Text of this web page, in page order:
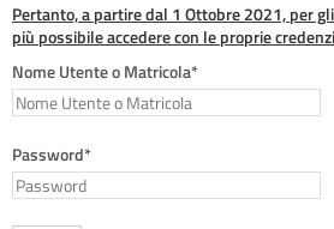
Pertanto, a partire dal 1 Ottobre 2021, per
più possibile accedere con le proprie
Nome Utente o Matricola*
Password*